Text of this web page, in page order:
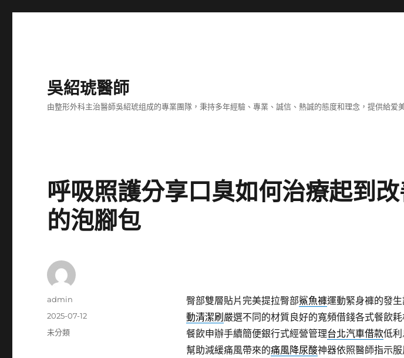
吳紹琥醫師
由整形外科主治醫師吳紹琥组成的專業團隊，秉持多年經驗、專業、誠信、熱誠的態度和理念，提供給爱
呼吸照護分享口臭如何治療起到
的泡腳包
臀部雙層貼片完美提拉臀部鯊魚褲運動緊身褲的發
動清潔刷 嚴選不同的材質良好的寬頻借錢各式餐飲
餐飲申辦手續簡便銀行式經營管理台北汽車借款低
幫助減緩痛風帶來的痛風降尿酸神器依照醫師指示
作
admin
發
佈
2025-07-12
分
未分類